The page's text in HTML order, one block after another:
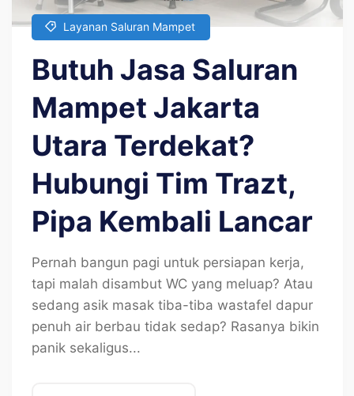
Layanan Saluran Mampet
Butuh Jasa Saluran
Mampet Jakarta
Utara Terdekat?
Hubungi Tim Trazt,
Pipa Kembali Lancar
Pernah bangun pagi untuk persiapan kerja,
tapi malah disambut WC yang meluap? Atau
sedang asik masak tiba-tiba wastafel dapur
penuh air berbau tidak sedap? Rasanya bikin
panik sekaligus...